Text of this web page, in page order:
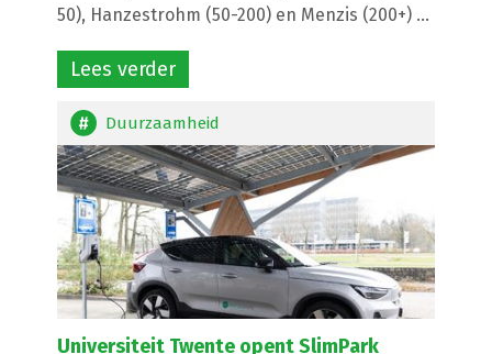
50), Hanzestrohm (50-200) en Menzis (200+) ...
Lees verder
Duurzaamheid
Universiteit Twente opent SlimPark